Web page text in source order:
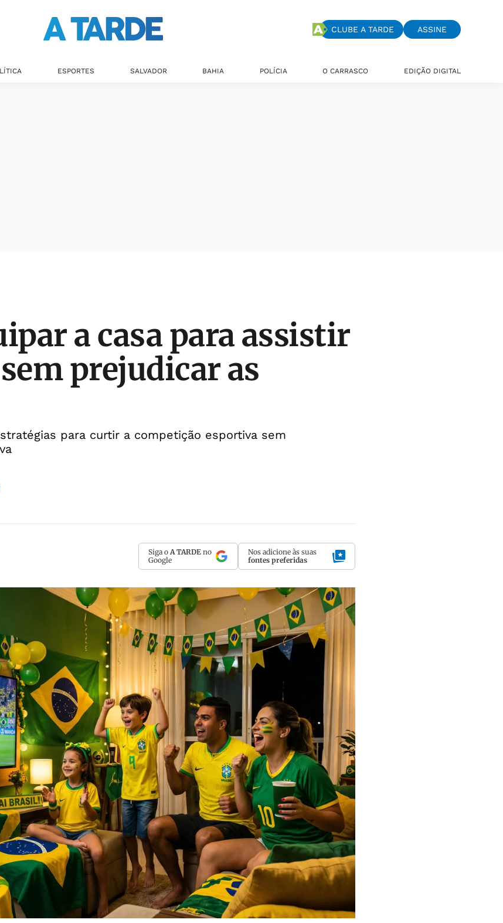
CLUBE A TARDE ASSINE
ESPORTES SALVADOR BAHIA POLÍCIA O CARRASCO EDIÇÃO DIGITAL
a casa para assistir
prejudicar as
para curtir a competição esportiva sem
Siga o A TARDE no
Google
Nos adicione às suas
fontes preferidas